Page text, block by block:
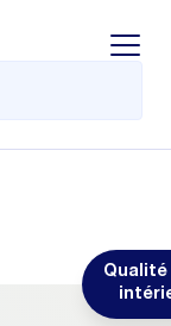
Qualité